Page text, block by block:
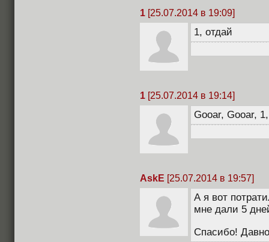
1 [25.07.2014 в 19:09]
1, отдай
1 [25.07.2014 в 19:14]
Gooar, Gooar,
AskE [25.07.2014 в 19:57]
А я вот
мне дали 5
Спасибо!